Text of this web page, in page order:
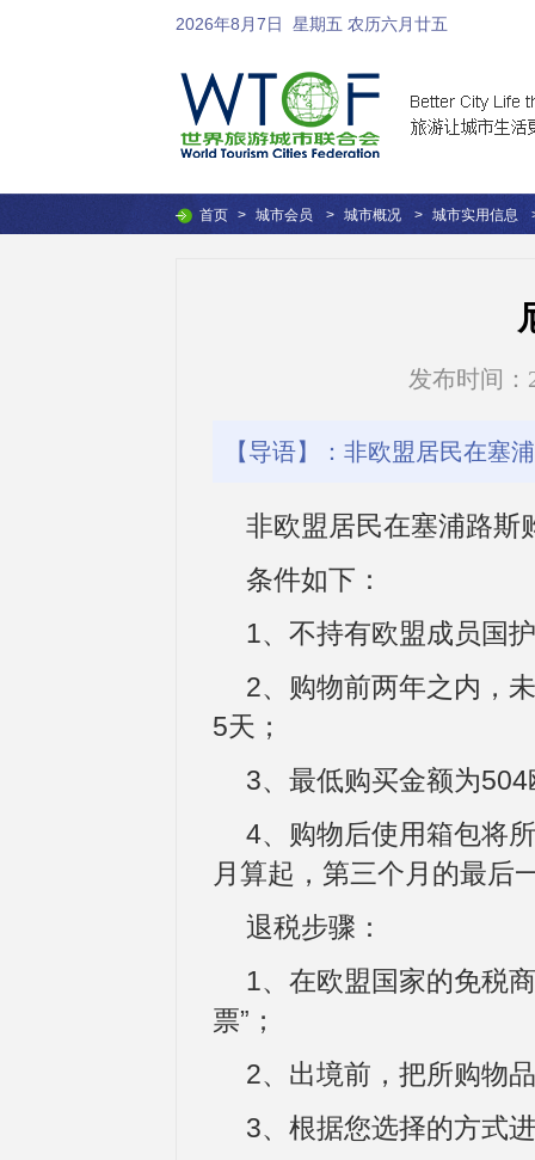
2026年8月7日 星期五 农历六月廿五
首页 > 城市会员 > 城市概况 > 城市实用信息
发布时间：
【导语】：非欧盟居民在塞
非欧盟居民在塞浦路斯
条件如下：
1、不持有欧盟成员国
2、购物前两年之内，
5天；
3、最低购买金额为504
4、购物后使用箱包将
月算起，第三个月的最后
退税步骤：
1、在欧盟国家的免税
票”；
2、出境前，把所购物
3、根据您选择的方式